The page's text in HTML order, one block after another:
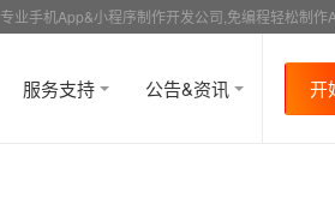
专业手机App&小程序制作开发公司,免编程轻松制作
服务支持 公告&资讯 开